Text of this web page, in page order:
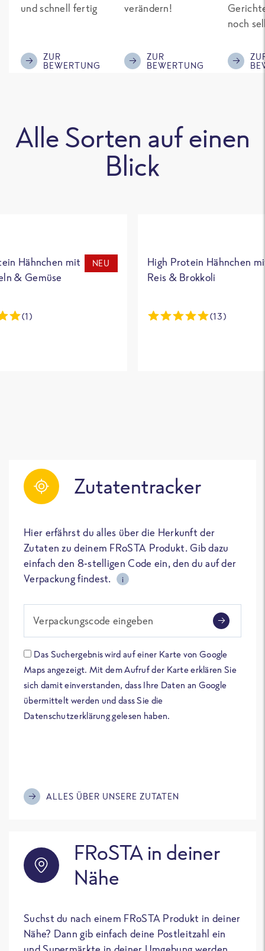
und schnell fertig
ZUR
BEWERTUNG
verändern!
ZUR
BEWERTUNG
noch
Eiweiß.
was
Alle Sorten auf einen
Blick
Hähnchen mit
& Gemüse
NEU
(1)
High Protein Hähnchen
Reis & Brokkoli
(13)
Zutatentracker
Hier erfährst du alles über die Herkunft der
Zutaten zu deinem FRoSTA Produkt. Gib dazu
einfach den 8-stelligen Code ein, den du auf der
Verpackung findest.
i
Verpackungscode eingeben
Das Suchergebnis wird auf einer Karte von Google
Maps angezeigt. Mit dem Aufruf der Karte erklären Sie
sich damit einverstanden, dass Ihre Daten an Google
übermittelt werden und dass Sie die
Datenschutzerklärung gelesen haben.
ALLES ÜBER UNSERE ZUTATEN
FRoSTA in deiner
Nähe
Suchst du nach einem FRoSTA Produkt in deiner
Nähe? Dann gib einfach deine Postleitzahl ein